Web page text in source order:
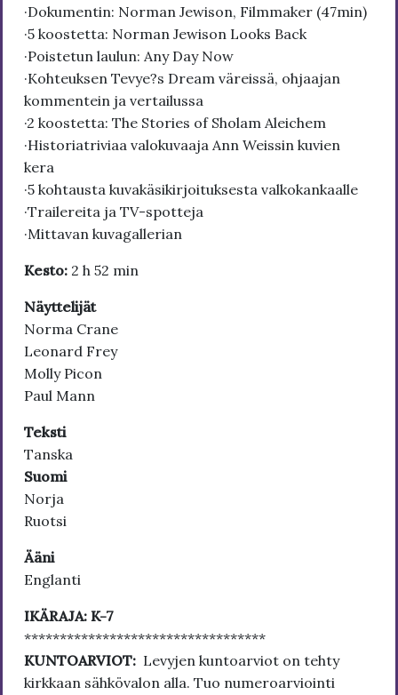
·Dokumentin: Norman Jewison, Filmmaker (47min)
·5 koostetta: Norman Jewison Looks Back
·Poistetun laulun: Any Day Now
·Kohteuksen Tevye?s Dream väreissä, ohjaajan
kommentein ja vertailussa
·2 koostetta: The Stories of Sholam Aleichem
·Historiatriviaa valokuvaaja Ann Weissin kuvien
kera
·5 kohtausta kuvakäsikirjoituksesta valkokankaalle
·Trailereita ja TV-spotteja
·Mittavan kuvagallerian
Kesto: 2 h 52 min
Näyttelijät
Norma Crane
Leonard Frey
Molly Picon
Paul Mann
Teksti
Tanska
Suomi
Norja
Ruotsi
Ääni
Englanti
IKÄRAJA: K-7
**********************************
KUNTOARVIOT: Levyjen kuntoarviot on tehty
kirkkaan sähkövalon alla. Tuo numeroarviointi